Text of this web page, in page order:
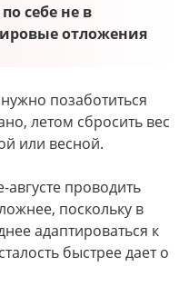
себе не в
отложения
позаботиться
летом сбросить вес
или весной.
августе проводить
поскольку в
адаптироваться к
быстрее дает о